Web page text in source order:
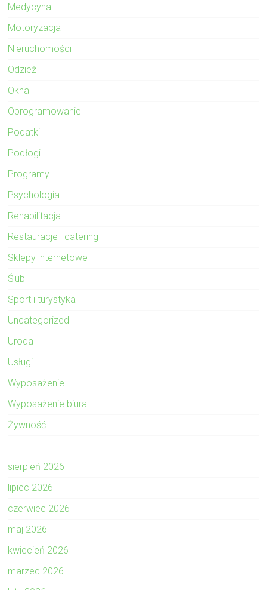
Medycyna
Motoryzacja
Nieruchomości
Odzież
Okna
Oprogramowanie
Podatki
Podłogi
Programy
Psychologia
Rehabilitacja
Restauracje i catering
Sklepy internetowe
Ślub
Sport i turystyka
Uncategorized
Uroda
Usługi
Wyposażenie
Wyposażenie biura
Żywność
sierpień 2026
lipiec 2026
czerwiec 2026
maj 2026
kwiecień 2026
marzec 2026